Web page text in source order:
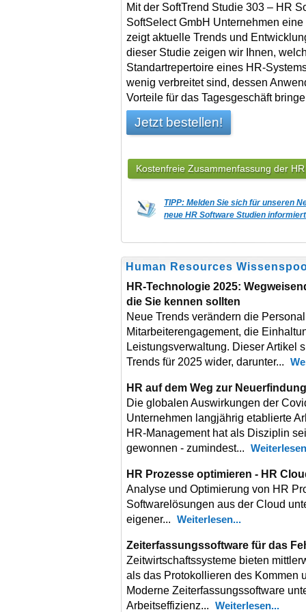
Mit der SoftTrend Studie 303 – HR
SoftSelect GmbH Unternehmen
zeigt aktuelle Trends und
dieser Studie zeigen wir Ihnen,
Standartrepertoire eines HR-
wenig verbreitet sind, dessen
Vorteile für das Tagesgeschäft
Jetzt bestellen!
Kostenfreie Zusammenfassung der
TIPP: Melden Sie sich für unseren
neue HR Software Studien
Human Resources
HR-Technologie 2025:
die Sie kennen sollten
Neue Trends verändern die
Mitarbeiterengagement, die
Leistungsverwaltung. Dieser Artikel
Trends für 2025 wider, darunter...
HR auf dem Weg zur Neuerfindung
Die globalen Auswirkungen der
Unternehmen langjährig etablierte
HR-Management hat als Disziplin
gewonnen - zumindest...
Weiterlesen
HR Prozesse optimieren - HR
Analyse und Optimierung von HR
Softwarelösungen aus der Cloud
eigener...
Weiterlesen
Zeiterfassungssoftware für das
Zeitwirtschaftssysteme bieten
als das Protokollieren des Kommen
Moderne Zeiterfassungssoftware
Arbeitseffizienz...
Weiterlesen